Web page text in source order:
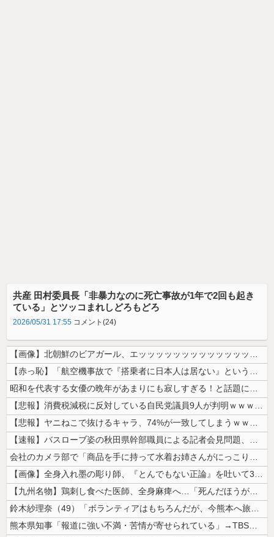
共産 田村委員長「非暴力なのに死亡事故が1年で2回も起き
ている」とツッコまれしどろもどろ
2026/05/31 17:55 コメント(24)
【画像】北朝鮮のビアガール、エッッッッッッッッッッッッッッッッッ！
【赤っ恥】「航空機事故で『搭乗者に日本人は居ない』という発表は嫌い。人...
昭和を代表する女優の晩年があまりにも寂しすぎる！と話題に、自身の子供を...
【悲報】消費税減税に反対している自民党議員9人が判明ｗｗｗｗｗｗ
【悲報】ヤニねこで抜けるキャラ、74%が一致してしまうｗｗｗｗｗ
【速報】バスローブ姿の秋田県幹部職員による記者会見問題、ラブホテルから...
会社のカメラ部で「商品を手に持って水着お姉さんがにっこり」を撮影、だが...
【画像】全身入れ墨の彫り師、『とんでもない正論』を吐いて30万再生され...
【九州名物】鶏刺し食べた医師、全身麻痺へ…「死んだほうが良かったと思っ...
鈴木紗理奈（49）「ボランティアはもちろんだが、今熊本へ旅行に行くこと...
熊本県知事「報道に強い不満・苦情が寄せられている」→TBSの報道特集が...